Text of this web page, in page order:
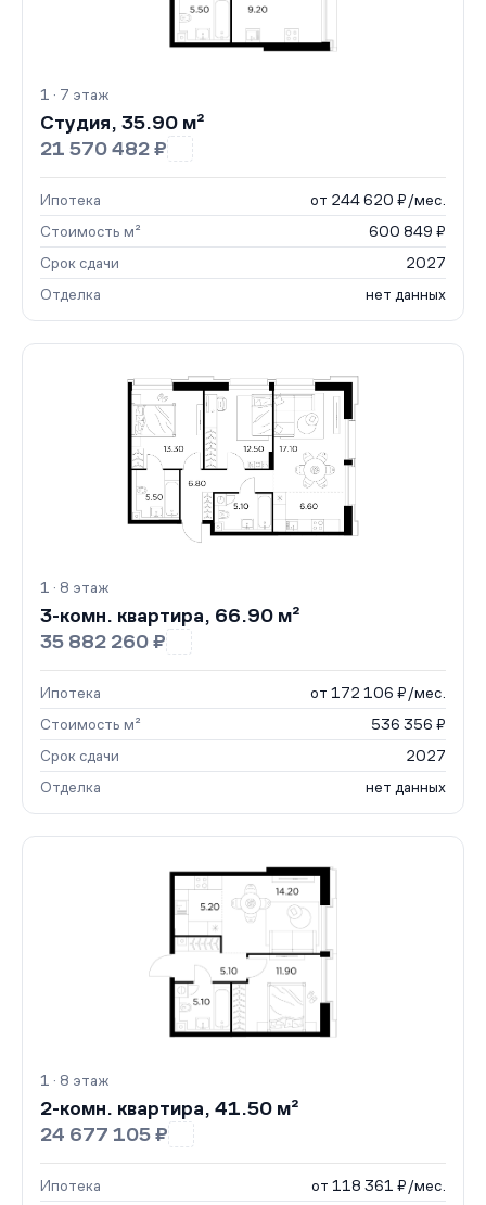
1 · 7 этаж
Студия, 35.90 м²
21 570 482 ₽
Ипотека
от 244 620 ₽/мес.
Стоимость м²
600 849 ₽
Срок сдачи
2027
Отделка
нет данных
1 · 8 этаж
3-комн. квартира, 66.90 м²
35 882 260 ₽
Ипотека
от 172 106 ₽/мес.
Стоимость м²
536 356 ₽
Срок сдачи
2027
Отделка
нет данных
1 · 8 этаж
2-комн. квартира, 41.50 м²
24 677 105 ₽
Ипотека
от 118 361 ₽/мес.